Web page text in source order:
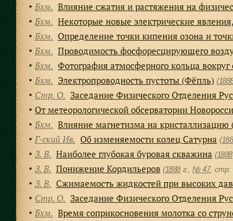
● Бхм. Влияние сжатия и растяжения на
● Бхм. Некоторые новые электрические
● Бхм. Определение точки кипения озона и
● Бхм. Проводимость фосфоресцирующего
● Бхм. Фотография атмосферного кольца
● Бхм. Электропроводность пустоты (Фёпль) (
● Стр. О. Заседание Физического Отделения
● От метеорологической обсерватории
● Бхм. Влияние магнетизма на
● Г-ский Ив. Об изменяемости колец Сатурна (
● З. В. Наиболее глубокая буровая скважина (1888
● З. В. Понижение Кордильеров (1888 г.,№ 47, cтр.
● З. В. Сжимаемость жидкостей при высоких
● Стр. О. Заседание Физического Отделения
● Бхм. Время соприкосновения молотка со